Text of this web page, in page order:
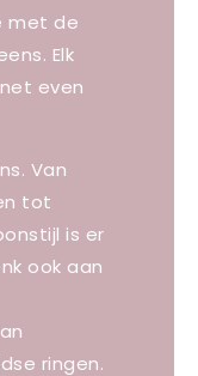
met de
Elk
even
Van
tot
is er
ook aan
ringen.